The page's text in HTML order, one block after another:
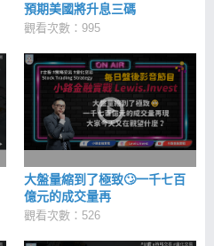
預期美國將升息三碼
觀看次數：995
大盤量縮到了極致🙄一千七百
億元的成交量再
觀看次數：526